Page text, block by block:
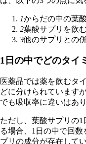
1からだの中の葉
2葉酸サプリを飲
3他のサプリとの
1日の中でどのタイ
医薬品では薬を飲むタ
どに分けられています
でも吸収率に違いはあり
ただし、葉酸サプリの
る場合、1日の中で回
プリの成分が存在して